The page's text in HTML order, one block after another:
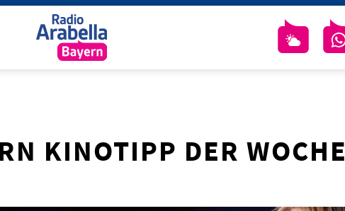
KINOTIPP DER WOCHE